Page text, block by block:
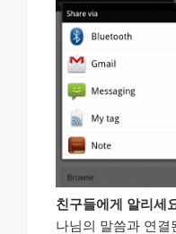
친구들에게 알리세
나님의 말씀과 연결